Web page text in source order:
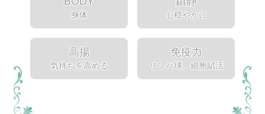
身体 心穏やかに
高揚
気持ちを高める
免疫力
リンパ球、細胞賦活